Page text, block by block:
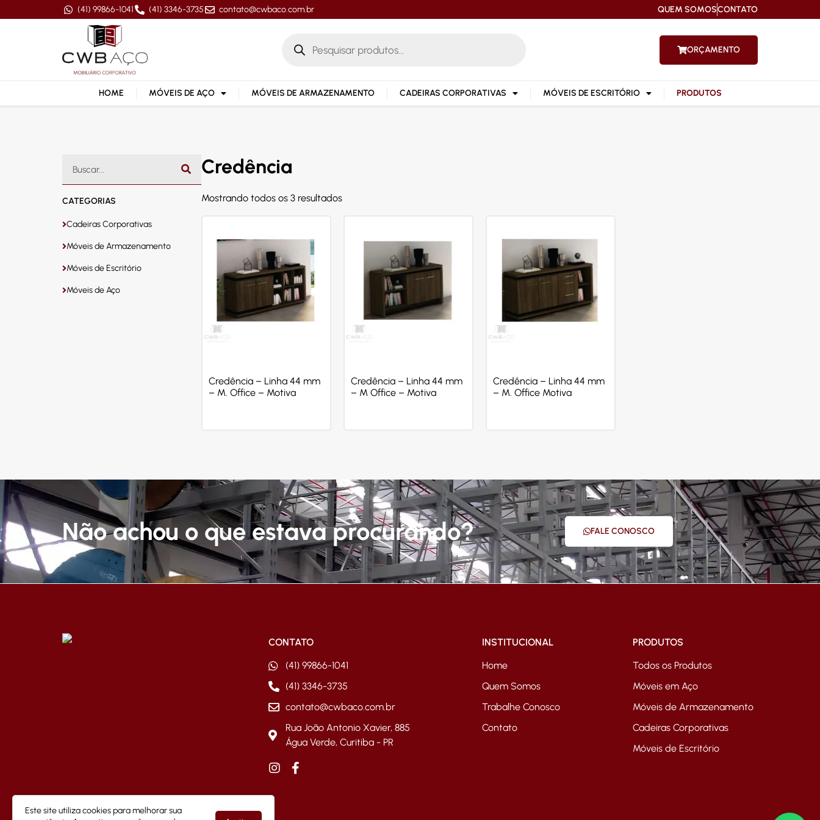
(41) 99866-1041 (41) 3346-3735 contato@cwbaco.com.br QUEM SOMOSCONTATO
ORÇAMENTO
HOME MÓVEIS DE AÇO MÓVEIS DE ARMAZENAMENTO CADEIRAS CORPORATIVAS MÓVEIS DE ESCRITÓRIO PRODUTOS
CATEGORIAS
Cadeiras Corporativas
Móveis de Armazenamento
Móveis de Escritório
Móveis de Aço
Credência
Mostrando todos os 3 resultados
Credência – Linha 44 mm
– M. Office – Motiva
Credência – Linha 44 mm
– M Office – Motiva
Credência – Linha 44 mm
– M. Office Motiva
Não achou o que estava procurando? FALE CONOSCO
CONTATO
(41) 99866-1041
(41) 3346-3735
contato@cwbaco.com.br
Rua João Antonio Xavier, 885
Água Verde, Curitiba - PR
INSTITUCIONAL
Home
Quem Somos
Trabalhe Conosco
Contato
PRODUTOS
Todos os Produtos
Móveis em Aço
Móveis de Armazenamento
Cadeiras Corporativas
Móveis de Escritório
Este site utiliza cookies para melhorar sua